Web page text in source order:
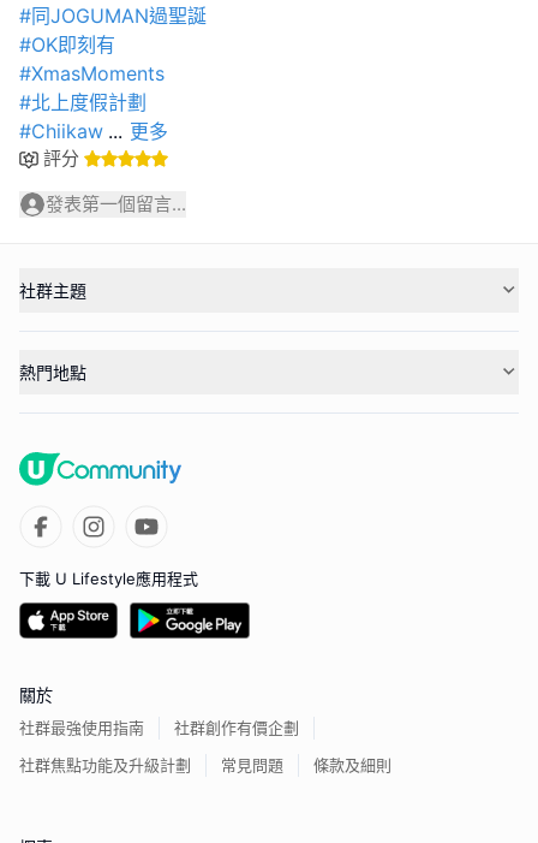
#同JOGUMAN過聖誕
#OK即刻有
#XmasMoments
#北上度假計劃
#Chiikaw ... 更多
評分
發表第一個留言...
社群主題
熱門地點
下載 U Lifestyle應用程式
關於
社群最強使用指南
社群創作有價企劃
社群焦點功能及升級計劃
常見問題 條款及細則